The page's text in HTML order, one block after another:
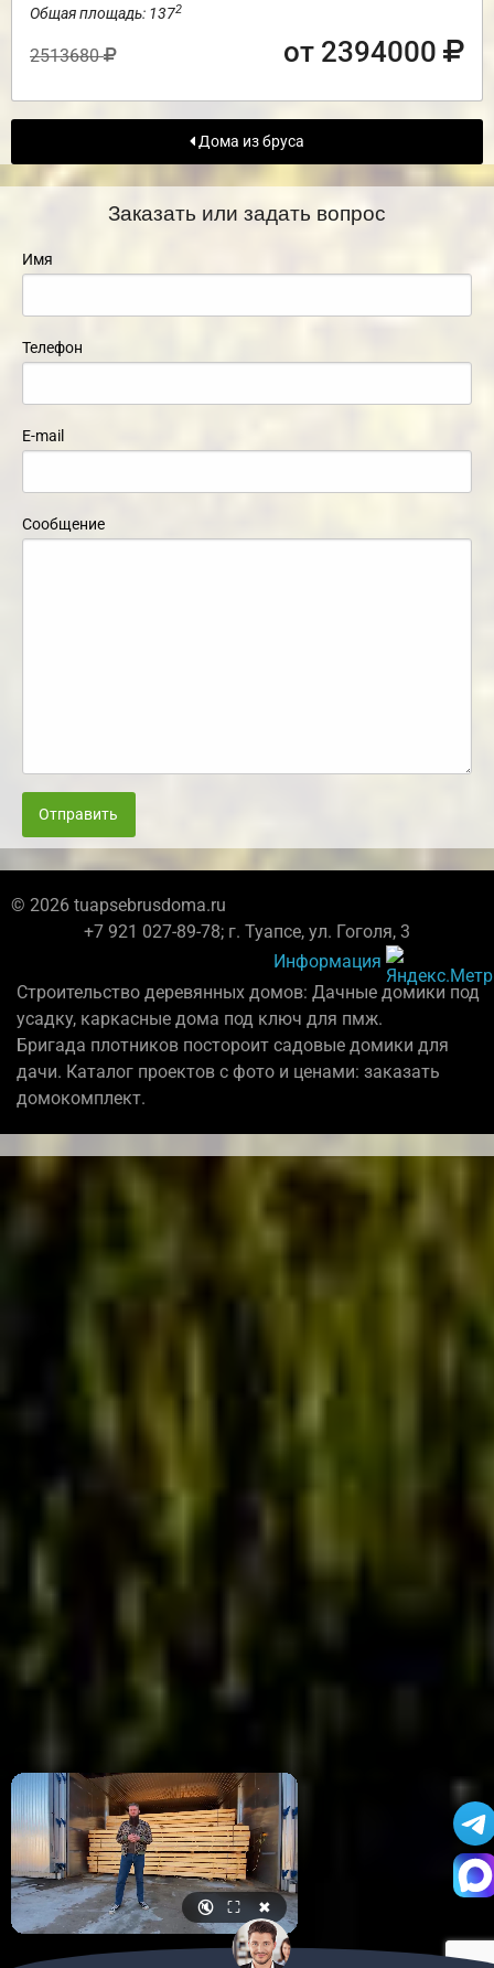
Общая площадь: 1372
2513680 от 2394000
Дома из бруса
Заказать или задать вопрос
Имя
Телефон
E-mail
Сообщение
Отправить
© 2026 tuapsebrusdoma.ru
+7 921 027-89-78; г. Туапсе, ул. Гоголя, 3
Информация
Строительство деревянных домов: Дачные домики под
усадку, каркасные дома под ключ для пмж.
Бригада плотников постороит садовые домики для
дачи. Каталог проектов с фото и ценами: заказать
домокомплект.
🔇 ⛶ ✖